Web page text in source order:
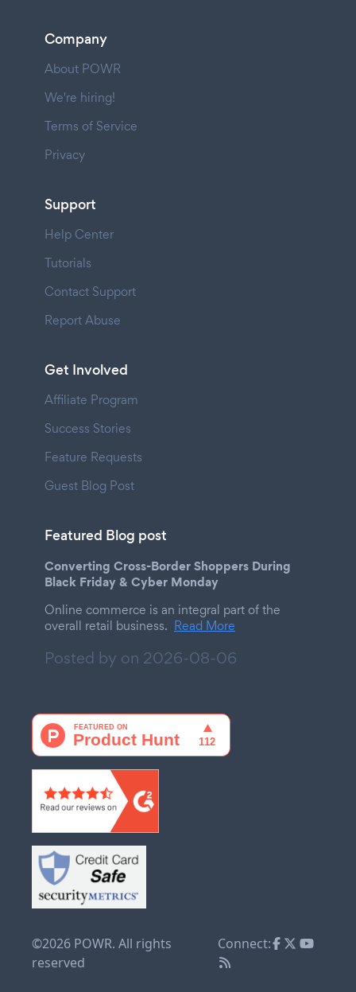
Company
About POWR
We're hiring!
Terms of Service
Privacy
Support
Help Center
Tutorials
Contact Support
Report Abuse
Get Involved
Affiliate Program
Success Stories
Feature Requests
Guest Blog Post
Featured Blog post
Converting Cross-Border Shoppers During
Black Friday & Cyber Monday
Online commerce is an integral part of the
overall retail business. Read More
Posted by on 2026-08-06
©2026 POWR. All rights
reserved
Connect: